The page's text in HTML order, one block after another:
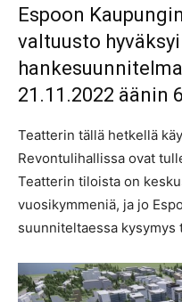
Espoon
valtuusto
21.11.2022 äänin
Teatterin tällä hetkellä
Revontulihallissa ovat
Teatterin tiloista on
vuosikymmeniä, ja jo
suunniteltaessa